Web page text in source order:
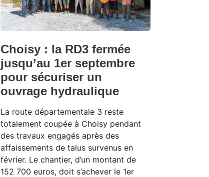
Choisy : la RD3 fermée
jusqu’au 1er septembre
pour sécuriser un
ouvrage hydraulique
La route départementale 3 reste
totalement coupée à Choisy pendant
des travaux engagés après des
affaissements de talus survenus en
février. Le chantier, d’un montant de
152 700 euros, doit s’achever le 1er